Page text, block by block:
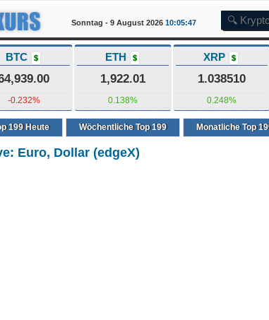
Sonntag - 9 August 2026 10:05:48
BTC $
-0.232%
ETH $
1,922.01
0.138%
XRP $
1.038510
0.248%
199Heute Wöchentliche Top 199 Monatliche Top
Euro, Dollar (edgeX)